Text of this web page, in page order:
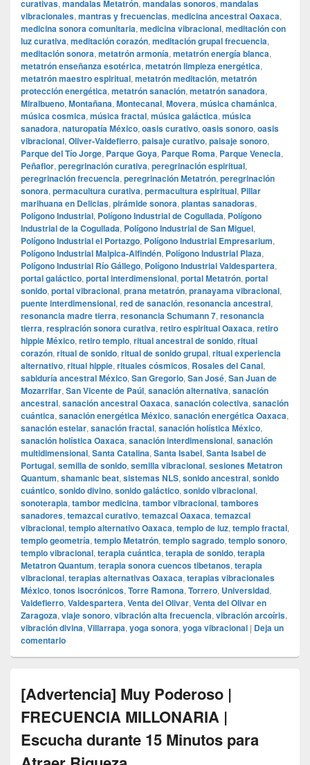
curativas, mandalas Metatrón, mandalas sonoros, mandalas
vibracionales, mantras y frecuencias, medicina ancestral Oaxaca,
medicina sonora comunitaria, medicina vibracional, meditación con
luz curativa, meditación corazón, meditación grupal frecuencia,
meditación sonora, metatrón armonía, metatrón energía blanca,
metatrón enseñanza esotérica, metatrón limpieza energética,
metatrón maestro espiritual, metatrón meditación, metatrón
protección energética, metatrón sanación, metatrón sanadora,
Miralbueno, Montañana, Montecanal, Movera, música chamánica,
música cosmica, música fractal, música galáctica, música
sanadora, naturopatía México, oasis curativo, oasis sonoro, oasis
vibracional, Oliver-Valdefierro, paisaje curativo, paisaje sonoro,
Parque del Tío Jorge, Parque Goya, Parque Roma, Parque Venecia,
Peñaflor, peregrinación curativa, peregrinación espiritual,
peregrinación frecuencia, peregrinación Metatrón, peregrinación
sonora, permacultura curativa, permacultura espiritual, Pillar
marihuana en Delicias, pirámide sonora, plantas sanadoras,
Polígono Industrial, Polígono Industrial de Cogullada, Polígono
Industrial de la Cogullada, Polígono Industrial de San Miguel,
Polígono Industrial el Portazgo, Polígono Industrial Empresarium,
Polígono Industrial Malpica-Alfindén, Polígono Industrial Plaza,
Polígono Industrial Río Gállego, Polígono Industrial Valdespartera,
portal galáctico, portal interdimensional, portal Metatrón, portal
sonido, portal vibracional, prana metatrón, pranayama vibracional,
puente interdimensional, red de sanación, resonancia ancestral,
resonancia madre tierra, resonancia Schumann 7, resonancia
tierra, respiración sonora curativa, retiro espiritual Oaxaca, retiro
hippie México, retiro templo, ritual ancestral de sonido, ritual
corazón, ritual de sonido, ritual de sonido grupal, ritual experiencia
alternativo, ritual hippie, rituales cósmicos, Rosales del Canal,
sabiduría ancestral México, San Gregorio, San José, San Juan de
Mozarrifar, San Vicente de Paúl, sanación alternativa, sanación
ancestral, sanación ancestral Oaxaca, sanación colectiva, sanación
cuántica, sanación energética México, sanación energética Oaxaca,
sanación estelar, sanación fractal, sanación holística México,
sanación holística Oaxaca, sanación interdimensional, sanación
multidimensional, Santa Catalina, Santa Isabel, Santa Isabel de
Portugal, semilla de sonido, semilla vibracional, sesiones Metatron
Quantum, shamanic beat, sistemas NLS, sonido ancestral, sonido
cuántico, sonido divino, sonido galáctico, sonido vibracional,
sonoterapia, tambor medicina, tambor vibracional, tambores
sanadores, temazcal curativo, temazcal Oaxaca, temazcal
vibracional, templo alternativo Oaxaca, templo de luz, templo fractal,
templo geometría, templo Metatrón, templo sagrado, templo sonoro,
templo vibracional, terapia cuántica, terapia de sonido, terapia
Metatron Quantum, terapia sonora cuencos tibetanos, terapia
vibracional, terapias alternativas Oaxaca, terapias vibracionales
México, tonos isocrónicos, Torre Ramona, Torrero, Universidad,
Valdefierro, Valdespartera, Venta del Olivar, Venta del Olivar en
Zaragoza, viaje sonoro, vibración alta frecuencia, vibración arcoíris,
vibración divina, Villarrapa, yoga sonora, yoga vibracional | Deja un
comentario
[Advertencia] Muy Poderoso |
FRECUENCIA MILLONARIA |
Escucha durante 15 Minutos para